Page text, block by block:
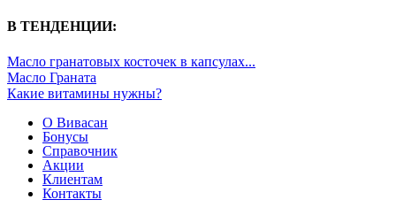
В ТЕНДЕНЦИИ:
Масло гранатовых косточек в капсулах...
Масло Граната
Какие витамины нужны?
О Вивасан
Бонусы
Справочник
Акции
Клиентам
Контакты